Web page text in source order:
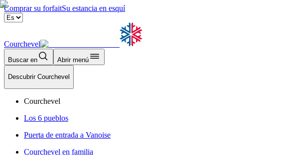
Comprar su forfaitSu estancia en esquí
Courchevel
Buscar en Abrir menú
Descubrir Courchevel
Courchevel
Los 6 pueblos
Puerta de entrada a Vanoise
Courchevel en familia